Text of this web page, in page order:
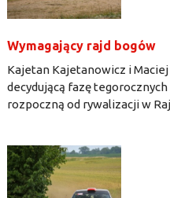
Wymagający rajd bogów
Kajetan Kajetanowicz i
decydującą fazę
rozpoczną od rywalizacji w